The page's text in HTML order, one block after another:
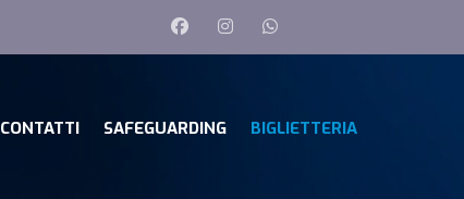
CONTATTI SAFEGUARDING BIGLIETTERIA